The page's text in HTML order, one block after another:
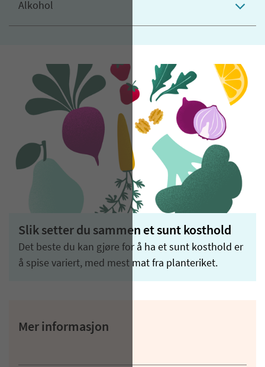
Alkohol
Slik setter du sammen et sunt kosthold
Det beste du kan gjøre for å ha et sunt kosthold er
å spise variert, med mest mat fra planteriket.
Mer informasjon